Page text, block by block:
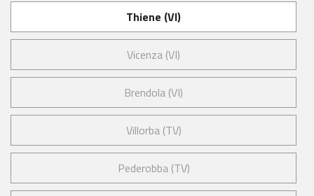
Thiene (VI)
Vicenza (VI)
Brendola (VI)
Villorba (TV)
Pederobba (TV)